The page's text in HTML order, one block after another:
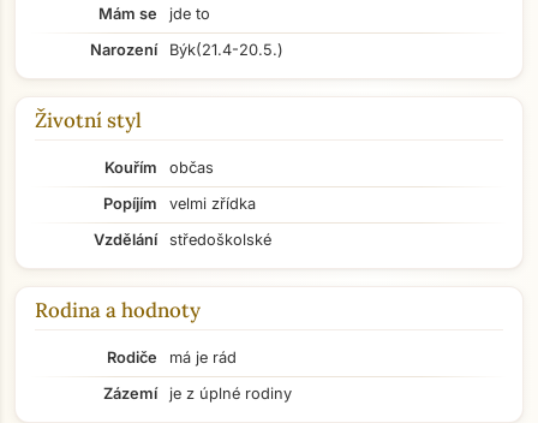
Mám se
jde to
Narození
Býk(21.4-20.5.)
Životní styl
Kouřím
občas
Popíjím
velmi zřídka
Vzdělání
středoškolské
Rodina a hodnoty
Rodiče
má je rád
Zázemí
je z úplné rodiny